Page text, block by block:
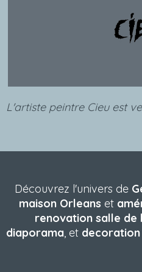
L'artiste peintre Cieu est
Découvrez l'univers de
maison Orleans et
renovation salle de
diaporama, et decoration